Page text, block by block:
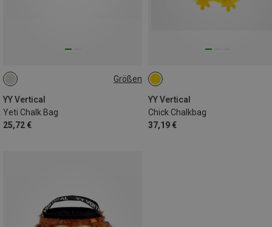
Größen
YY Vertical
Yeti Chalk Bag
25,72 €
ONE SIZE
YY Vertical
Chick Chalkbag
37,19 €